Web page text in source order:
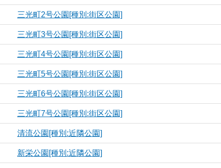
三光町2号公園[種別:街区公園]
三光町3号公園[種別:街区公園]
三光町4号公園[種別:街区公園]
三光町5号公園[種別:街区公園]
三光町6号公園[種別:街区公園]
三光町7号公園[種別:街区公園]
清流公園[種別:近隣公園]
新栄公園[種別:近隣公園]